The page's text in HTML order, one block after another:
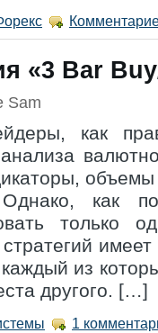
«3 Bar
Sam
как
как
только
из
другого. […]
1